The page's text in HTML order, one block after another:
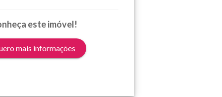
este imóvel!
mais informações